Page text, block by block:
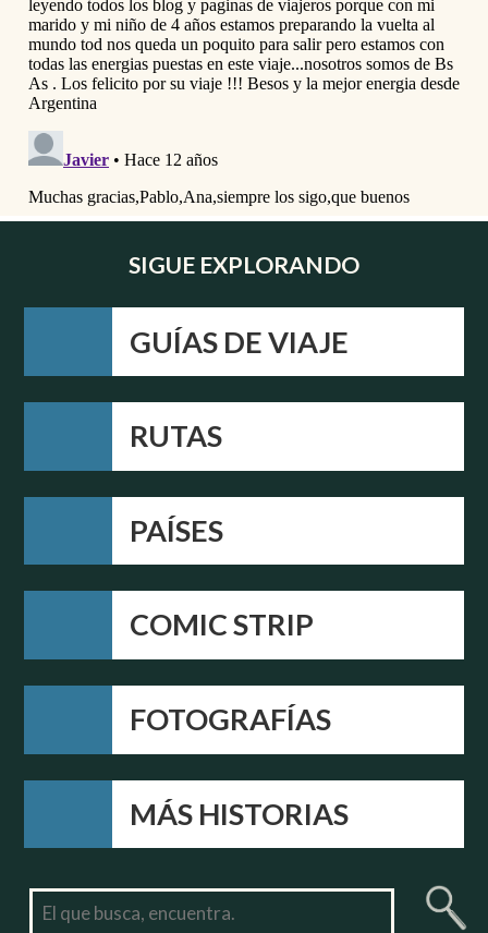
SIGUE EXPLORANDO
GUÍAS DE VIAJE
RUTAS
PAÍSES
COMIC STRIP
FOTOGRAFÍAS
MÁS HISTORIAS